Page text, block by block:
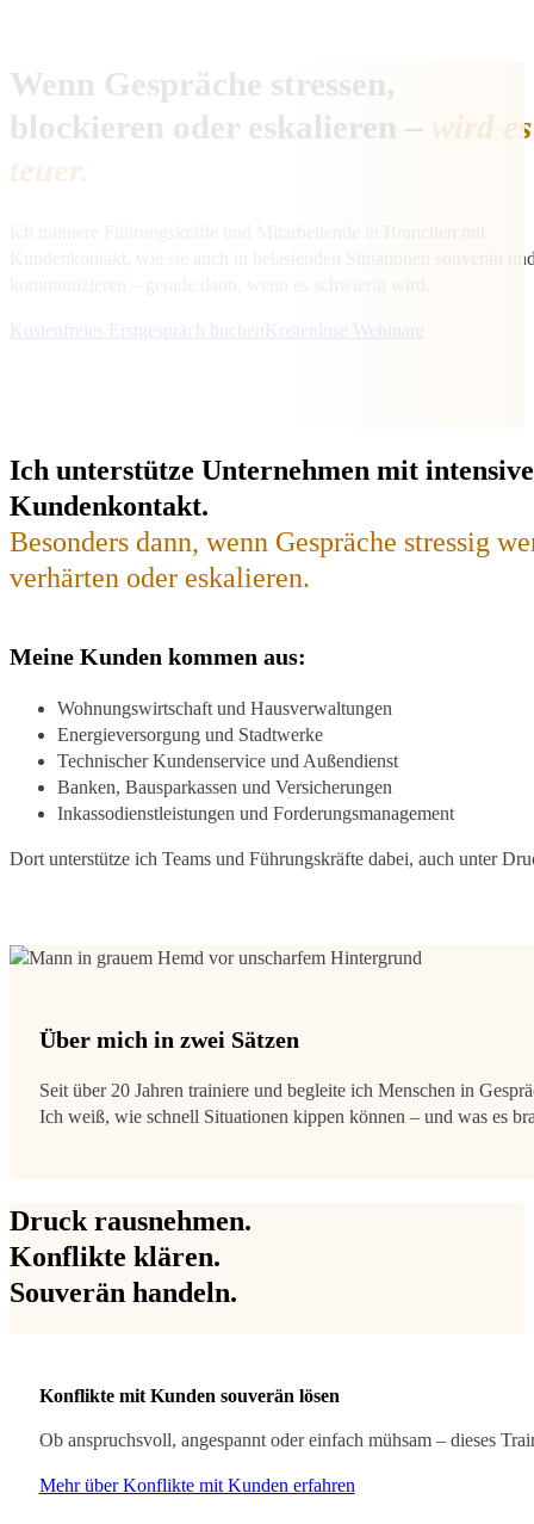
Wenn Gespräche stressen,
blockieren oder eskalieren – wird es
teuer.
Kundenkontakt, wie sie auch in belastenden Situationen souverän
Kostenfreies Erstgespräch buchen Kostenlose Webinare
Ich unterstütze Unternehmen mit
Kundenkontakt.
Besonders dann, wenn Gespräche stressig
verhärten oder eskalieren.
Meine Kunden kommen aus:
Wohnungswirtschaft und Hausverwaltungen
Energieversorgung und Stadtwerke
Technischer Kundenservice und Außendienst
Banken, Bausparkassen und Versicherungen
Inkassodienstleistungen und Forderungsmanagement
Dort unterstütze ich Teams und Führungskräfte dabei, auch unter
Über mich in zwei Sätzen
Seit über 20 Jahren trainiere und begleite ich Menschen in
Ich weiß, wie schnell Situationen kippen können – und was es
Druck rausnehmen.
Konflikte klären.
Souverän handeln.
Konflikte mit Kunden souverän lösen
Ob anspruchsvoll, angespannt oder einfach mühsam – dieses
Mehr über Konflikte mit Kunden erfahren